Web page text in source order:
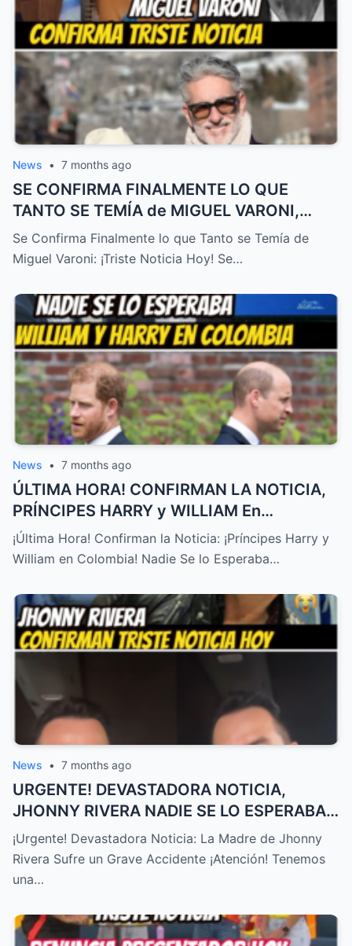
News • 7 months ago
SE CONFIRMA FINALMENTE LO QUE
TANTO SE TEMÍA de MIGUEL VARONI,
TRISTE NOTICIA HOY! – HTT
Se Confirma Finalmente lo que Tanto se Temía de
Miguel Varoni: ¡Triste Noticia Hoy! Se…
News • 7 months ago
ÚLTIMA HORA! CONFIRMAN LA NOTICIA,
PRÍNCIPES HARRY y WILLIAM En
COLOMBIA! NADIE SE LO ESPERABA – HTT
¡Última Hora! Confirman la Noticia: ¡Príncipes Harry y
William en Colombia! Nadie Se lo Esperaba…
News • 7 months ago
URGENTE! DEVASTADORA NOTICIA,
JHONNY RIVERA NADIE SE LO ESPERABA,
ACABA de SUCEDER! – HTT
¡Urgente! Devastadora Noticia: La Madre de Jhonny
Rivera Sufre un Grave Accidente ¡Atención! Tenemos
una…